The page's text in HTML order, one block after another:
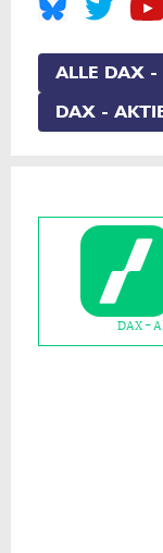
ALLE DAX
DAX -
DAX -